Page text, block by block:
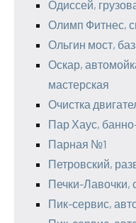
Одиссей,
Олимп Фитнес,
Ольгин мост,
Оскар,
мастерская
Очистка
Пар Хаус,
Парная №1
Петровский,
Печки-Лавочки,
Пик-сервис,